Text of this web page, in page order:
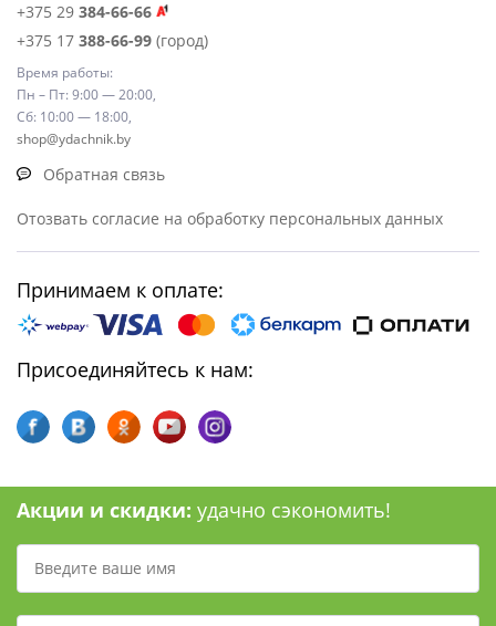
+375 29 384-66-66
+375 17 388-66-99 (город)
Время работы:
Пн – Пт: 9:00 — 20:00,
Сб: 10:00 — 18:00,
shop@ydachnik.by
Обратная связь
Отозвать согласие на обработку персональных данных
Принимаем к оплате:
Присоединяйтесь к нам:
Акции и скидки: удачно сэкономить!